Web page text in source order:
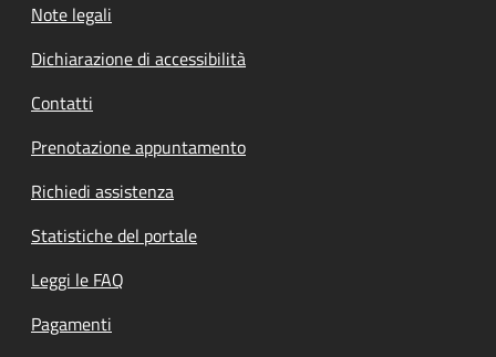
Note legali
Dichiarazione di accessibilità
Contatti
Prenotazione appuntamento
Richiedi assistenza
Statistiche del portale
Leggi le FAQ
Pagamenti